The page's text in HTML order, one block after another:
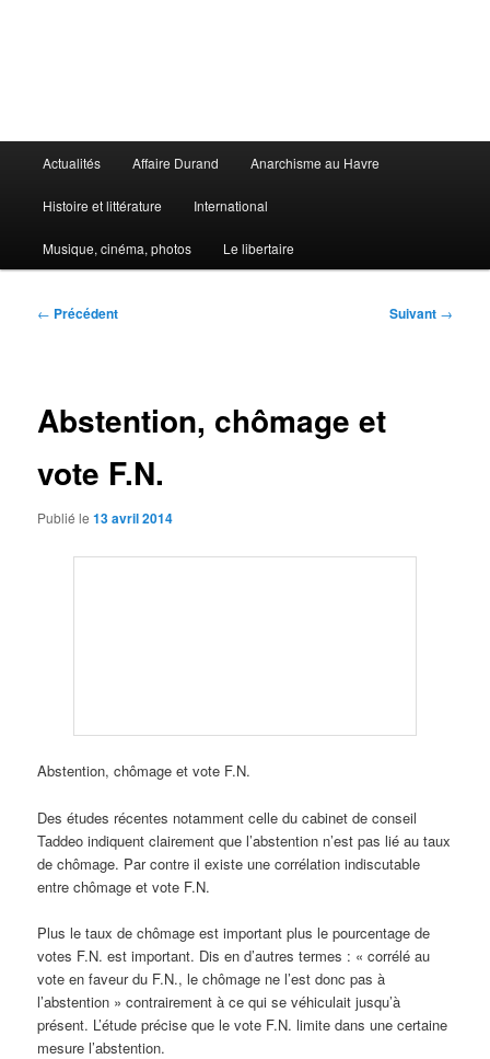
principal
Actualités Affaire Durand Anarchisme au Havre
Histoire et littérature International
Musique, cinéma, photos Le libertaire
Navigation
← Précédent Suivant →
Abstention, chômage et
vote F.N.
Publié le13 avril 2014
Abstention, chômage et vote F.N.
Des études récentes notamment celle du cabinet de conseil
Taddeo indiquent clairement que l’abstention n’est pas lié au taux
de chômage. Par contre il existe une corrélation indiscutable
entre chômage et vote F.N.
Plus le taux de chômage est important plus le pourcentage de
votes F.N. est important. Dis en d’autres termes : « corrélé au
vote en faveur du F.N., le chômage ne l’est donc pas à
l’abstention » contrairement à ce qui se véhiculait jusqu’à
présent. L’étude précise que le vote F.N. limite dans une certaine
mesure l’abstention.